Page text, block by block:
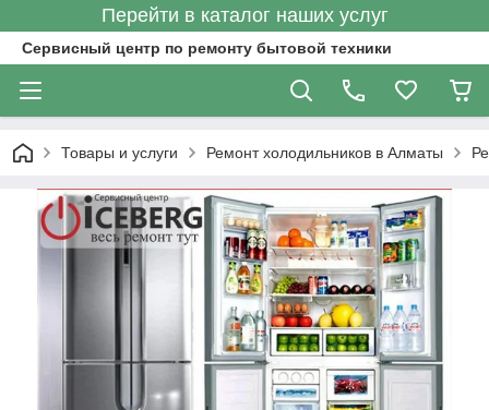
Перейти в каталог наших услуг
Сервисный центр по ремонту бытовой техники
Товары и услуги Ремонт холодильников в Алматы